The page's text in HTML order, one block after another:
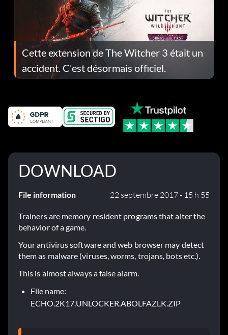
Cette extension de The Witcher 3 était un
accident. C'est désormais officiel.
DOWNLOAD
File information 22 septembre 2017 - 15 h 55
Trainers are memory resident programs that alter the
behavior of a game.
Your antivirus software and web browser may detect
them as malware (viruses, worms, trojans, bots etc.).
This is almost always a false alarm.
File name:
ECHO.2K17.UNLOCKER.ABOLFAZLK.ZIP